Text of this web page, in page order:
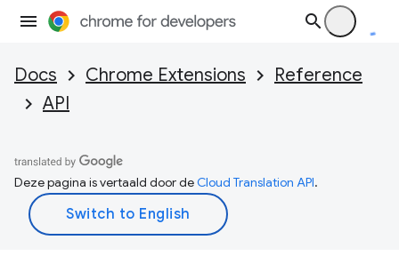
Docs Chrome Extensions
Reference
API
Deze pagina is vertaald door deCloud Translation API.